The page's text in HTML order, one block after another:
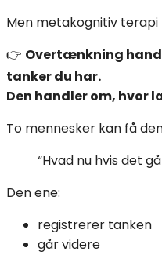
Men metakognitiv
👉 Overtænkning
tanker du har.
Den handler om, hvor
To mennesker kan få
“Hvad nu hvis det
Den ene:
registrerer tanken
går videre